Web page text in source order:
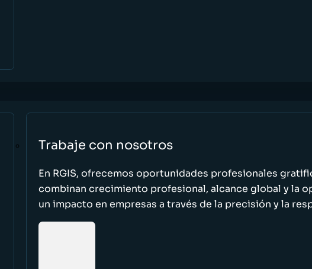
Trabaje con nosotros
En RGIS, ofrecemos oportunidades profesionales
combinan crecimiento profesional, alcance global y la
un impacto en empresas a través de la precisión y la